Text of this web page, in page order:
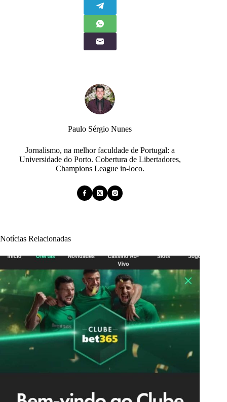
Paulo Sérgio Nunes
Jornalismo, na melhor faculdade de Portugal: a
Universidade do Porto. Cobertura de Libertadores,
Champions League in-loco.
Notícias Relacionadas